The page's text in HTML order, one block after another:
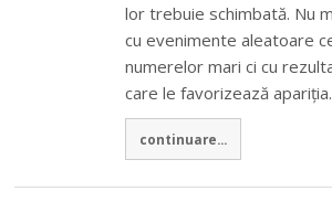
lor trebuie schimbată. Nu
cu evenimente aleatoare
numerelor mari ci cu
care le favorizează
continuare...